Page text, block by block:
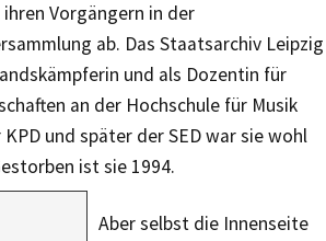
Vorgängern in der
ab. Das Staatsarchiv Leipzig
und als Dozentin für
an der Hochschule für Musik
und später der SED war sie wohl
ist sie 1994.
Aber selbst die Innenseite